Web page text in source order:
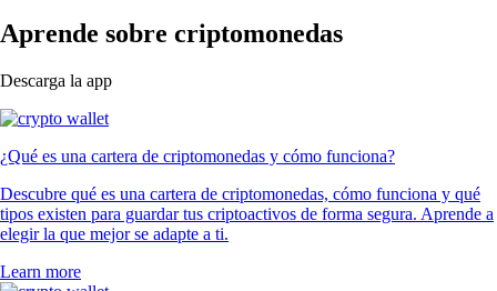
Aprende sobre criptomonedas
Descarga la app
¿Qué es una cartera de criptomonedas y cómo funciona?
Descubre qué es una cartera de criptomonedas, cómo funciona y qué
tipos existen para guardar tus criptoactivos de forma segura. Aprende a
elegir la que mejor se adapte a ti.
Learn more